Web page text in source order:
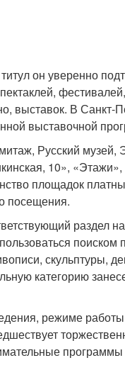
он уверенно
выставок. В Санкт-
выставочной
Русский
10»,
площадок
посещения.
раздел
поиском
скульптуры,
категорию
режиме